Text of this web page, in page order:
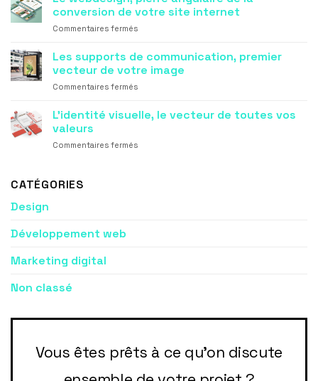
internet
vitrine,
un
de
com
les
tous
conversion de votre site internet
Commentaires ferméssur
pierre
angulaire
de
conversion
site
Les supports de communication, premier
vecteur de votre image
Commentaires ferméssur
supports
premier
L’identité visuelle, le vecteur de toutes vos
valeurs
Commentaires ferméssur
CATÉGORIES
Design
Développement web
Marketing digital
Non classé
Vous êtes prêts à ce qu'on discute